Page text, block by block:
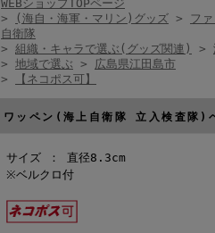
WEBショップTOPページ
>
(海自・海軍・マリン)グッズ > フ
自衛隊
> 組織・キャラで選ぶ(グッズ関連) >
> 地域で選ぶ > 広島県江田島市
>
【ネコポス可】
ワッペン(海上自衛隊 立入検査隊)
サイズ ： 直径8.3cm
※ベルクロ付